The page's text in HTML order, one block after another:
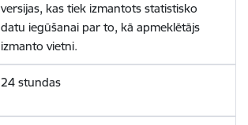
versijas, kas tiek izmantots statistisko
datu iegūšanai par to, kā apmeklētājs
izmanto vietni.
24 stundas